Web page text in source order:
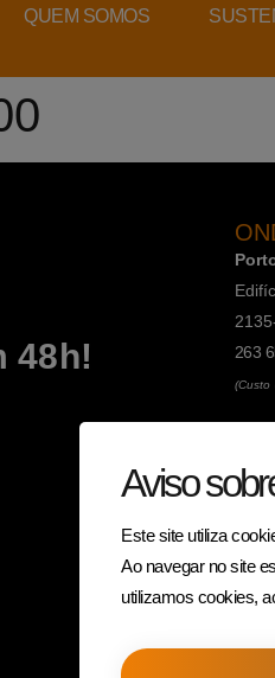
QUEM SOMOS
48h!
263
(Custo
Porto
225
(Custo
Aviso
Este site utiliza
Ao navegar no site
utilizamos cookies,